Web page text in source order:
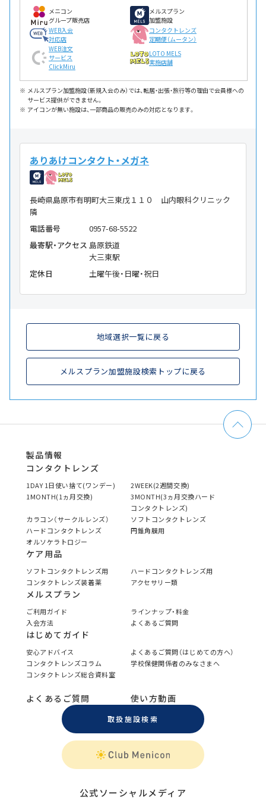
メニコン
グループ販売店
メルスプラン
加盟施設
WEB入会
対応店
コンタクトレンズ
定期便（ムータン）
WEB注文
サービス
ClickMiru
LOTO MELS
実施店舗
メルスプラン加盟施設（新規入会のみ）では、転居・出張・旅行等の理由で会員様への
サービス提供ができません。
アイコンが無い施設は、一部商品の販売のみの対応となります。
ありあけコンタクト・メガネ
長崎県島原市有明町大三東戊１１０ 山内眼科クリニック
隣
電話番号
0957-68-5522
最寄駅・アクセス 島原鉄道
大三東駅
定休日
土曜午後・日曜・祝日
地域選択一覧に戻る
メルスプラン加盟施設検索トップに戻る
製品情報
コンタクトレンズ
1DAY 1日使い捨て(ワンデー)
2WEEK(2週間交換)
1MONTH(1ヵ月交換)
3MONTH(3ヵ月交換ハード
コンタクトレンズ)
カラコン（サークルレンズ）
ソフトコンタクトレンズ
ハードコンタクトレンズ
円錐角膜用
オルソケラトロジー
ケア用品
ソフトコンタクトレンズ用
ハードコンタクトレンズ用
コンタクトレンズ装着薬
アクセサリー類
メルスプラン
ご利用ガイド
ラインナップ・料金
入会方法
よくあるご質問
はじめてガイド
安心アドバイス
よくあるご質問（はじめての方へ）
コンタクトレンズコラム
学校保健関係者のみなさまへ
コンタクトレンズ総合資料室
よくあるご質問 使い方動画
取扱施設検索
公式ソーシャルメディア